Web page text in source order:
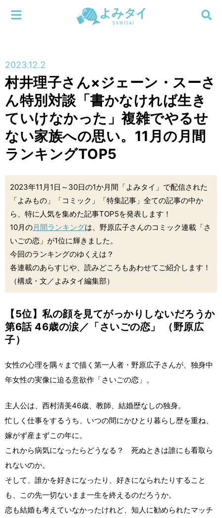
連載
新刊
特集
編集部
検索する
メニューを閉じる
2023.12.2
村井理子さん×ジェーン・スーさ
ん特別対談「書かなければ生き
ていけなかった」複雑でやるせ
ない家族への思い。11月の月間
ランキングTOP5
2023年11月1日～30日の1か月間「よみタイ」で配信された
「よみもの」「コミック」「特集記事」全ての記事の中か
ら、特に人気を集めた記事TOP5を発表します！
10月の月間ランキングは、野原広子さんのコミック連載「さ
いごの恋」が1位に輝きました。
今回のランキングのゆくえは？
各連載のあらすじや、読みどころもあわせてご紹介します！
（構成・文／よみタイ編集部）
【5位】私の顔を見てがっかりしないだろうか
第6話 46歳の涙／「さいごの恋」 （野原広
子）
女性の心理を隅々まで描く第一人者・野原広子さんが、独身中
年女性の実像に迫る意欲作「さいごの恋」。
主人公は、西村清美46歳、教師、結婚歴なしの独身。
忙しく仕事をするうち、いつの間にかひとり暮らし歴を重ね、
嫁がず産まずこの年に。
これから病気になったらどうなる？ 死ぬときは誰にも看取ら
れないのか。
そして、誰かを好きになったり、好きになられたりすること
も、この先一切ないまま一生を終えるのだろうか。
恋も結婚も考えていなかったけれど、知人に勧められたマッチ